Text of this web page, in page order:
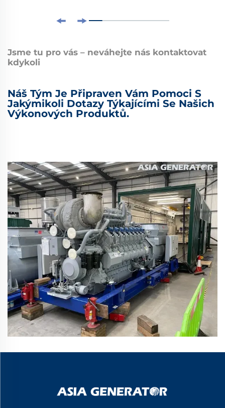
Jsme tu pro vás – neváhejte nás kontaktovat
kdykoli
Náš Tým Je Připraven Vám Pomoci S
Jakýmikoli Dotazy Týkajícími Se Našich
Výkonových Produktů.